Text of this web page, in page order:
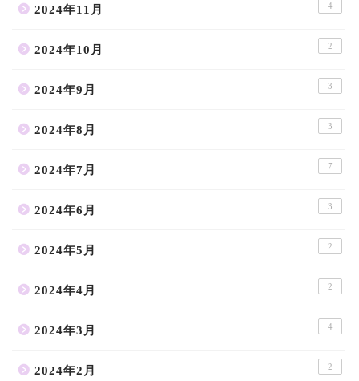
2024年11月 4
2024年10月 2
2024年9月 3
2024年8月 3
2024年7月 7
2024年6月 3
2024年5月 2
2024年4月 2
2024年3月 4
2024年2月 2